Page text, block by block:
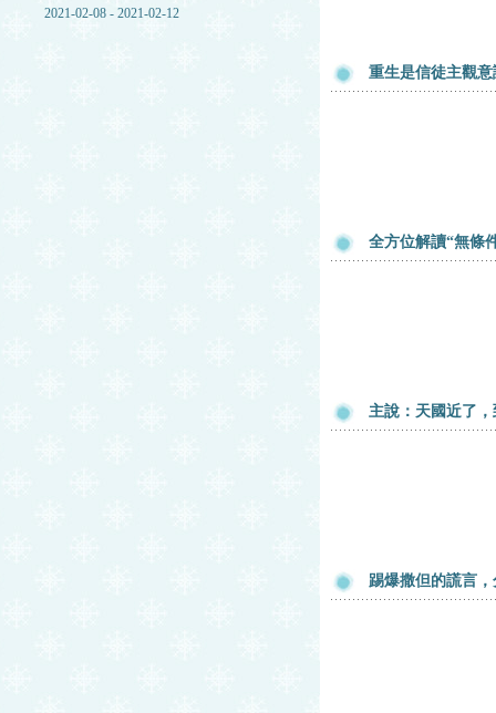
2021-02-08 - 2021-02-12
重生是信徒主觀
全方位解讀“無條
主說：天國近了
踢爆撒但的謊言